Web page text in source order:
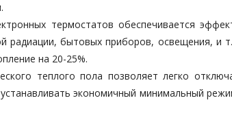
термостатов обеспечивается
радиации, бытовых приборов, освещения, и
на 20-25%.
теплого пола позволяет легко
экономичный минимальный